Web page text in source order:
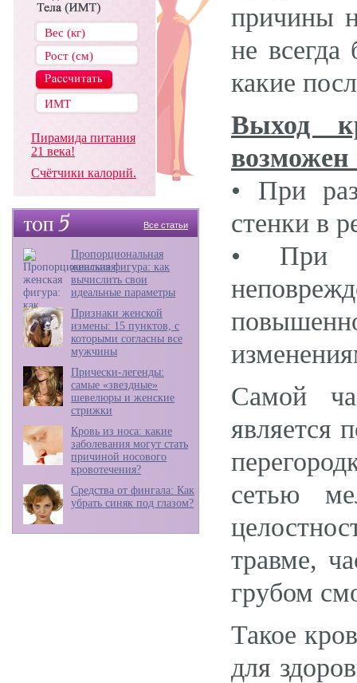
Пирамида питания
21 века!
Счётчики калорий.
Все статьи
Пропорциональная
женская фигура: как
вычислить свои
идеальные параметры
Признаки женской
измены: 15 пунктов, с
которыми согласны все
мужчины
Прически-легенды:
самые «звездные»
шевелюры и женские
стрижки
Кровь из носа: какие
заболевания могут стать
причиной носового
кровотечения?
Средства от фингала: Как
убрать синяк под глазом?
причины
не
какие
Выход
возможен
• При
стенки в
• При
Самой
является
сетью
травме,
грубом
Такое
для